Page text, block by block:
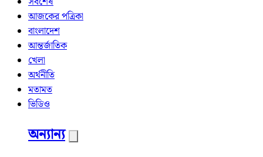
আজকের পত্রিকা
বাংলাদেশ
আন্তর্জাতিক
খেলা
অর্থনীতি
মতামত
ভিডিও
অন্যান্য